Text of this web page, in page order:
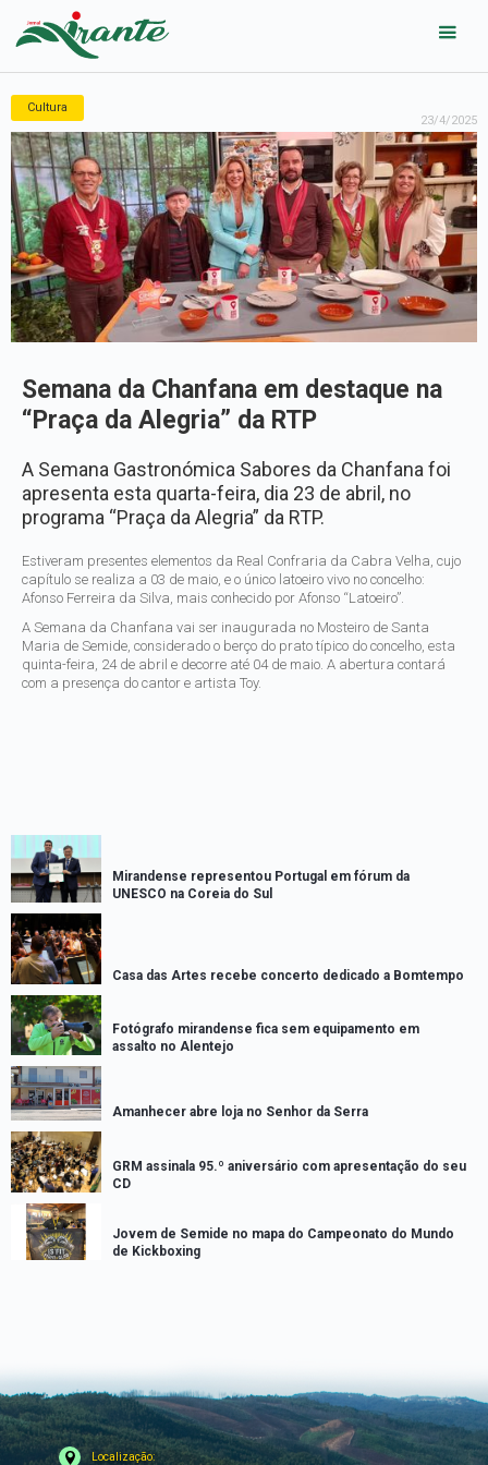
Cultura
23/4/2025
Semana da Chanfana em destaque na
“Praça da Alegria” da RTP
A Semana Gastronómica Sabores da Chanfana foi
apresenta esta quarta-feira, dia 23 de abril, no
programa “Praça da Alegria” da RTP.
Estiveram presentes elementos da Real Confraria da Cabra Velha, cujo
capítulo se realiza a 03 de maio, e o único latoeiro vivo no concelho:
Afonso Ferreira da Silva, mais conhecido por Afonso “Latoeiro”.
A Semana da Chanfana vai ser inaugurada no Mosteiro de Santa
Maria de Semide, considerado o berço do prato típico do concelho, esta
quinta-feira, 24 de abril e decorre até 04 de maio. A abertura contará
com a presença do cantor e artista Toy.
Mirandense representou Portugal em fórum da
UNESCO na Coreia do Sul
Casa das Artes recebe concerto dedicado a Bomtempo
Fotógrafo mirandense fica sem equipamento em
assalto no Alentejo
Amanhecer abre loja no Senhor da Serra
GRM assinala 95.º aniversário com apresentação do seu
CD
Jovem de Semide no mapa do Campeonato do Mundo
de Kickboxing
Localização: